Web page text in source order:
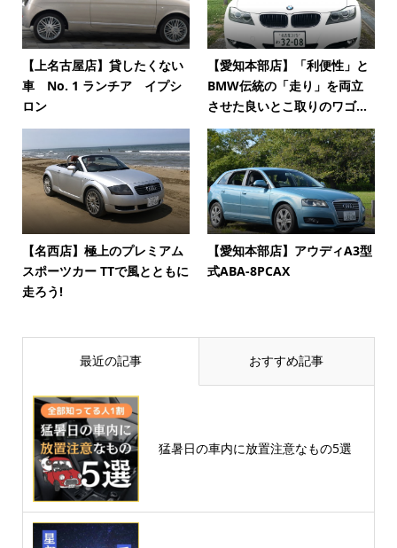
【上名古屋店】貸したくない
車 No. 1 ランチア イプシ
ロン
【愛知本部店】「利便性」と
BMW伝統の「走り」を両立
させた良いとこ取りのワゴ...
【名西店】極上のプレミアム
スポーツカー TTで風とともに
走ろう!
【愛知本部店】アウディA3型
式ABA-8PCAX
最近の記事 おすすめ記事
猛暑日の車内に放置注意なもの5選